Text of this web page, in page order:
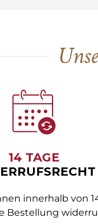
14 TAGE
innerhalb von
Bestellung